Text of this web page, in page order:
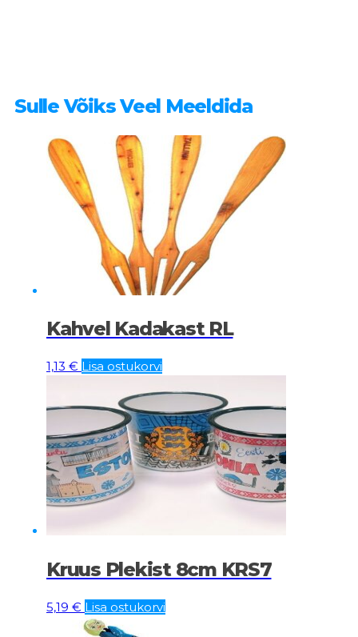
Sulle Võiks Veel Meeldida
Kahvel Kadakast RL
1,13 € Lisa ostukorvi
Kruus Plekist 8cm KRS7
5,19 € Lisa ostukorvi